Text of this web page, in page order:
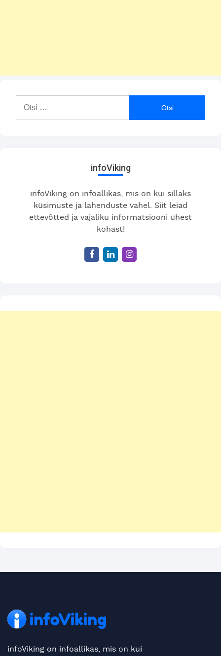
infoViking
infoViking on infoallikas, mis on kui sillaks
küsimuste ja lahenduste vahel. Siit leiad
ettevõtted ja vajaliku informatsiooni ühest
kohast!
infoViking on infoallikas, mis on kui